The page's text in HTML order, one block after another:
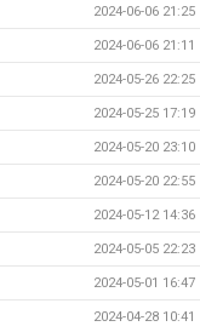
2024-06-06 21:25
2024-06-06 21:11
2024-05-26 22:25
2024-05-25 17:19
2024-05-20 23:10
2024-05-20 22:55
2024-05-12 14:36
2024-05-05 22:23
2024-05-01 16:47
2024-04-28 10:41